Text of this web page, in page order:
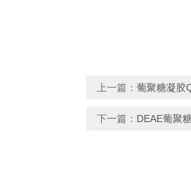
上一篇： 葡聚糖凝胶
下一篇： DEAE葡聚